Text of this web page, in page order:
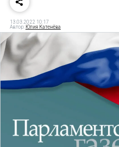
13.03.2022 10:17
Автор: Юлия Катенёва